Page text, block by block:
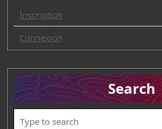
Inscription
Connexion
Search